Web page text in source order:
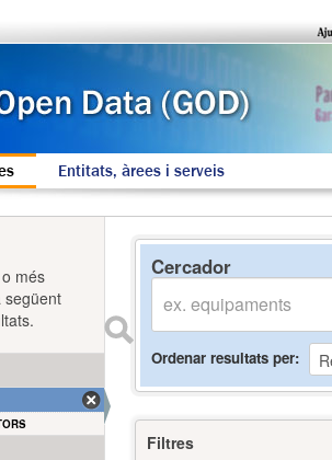
Entitats, àrees i serveis
Cercador
Ordenar resultats per
Filtres
més
següent